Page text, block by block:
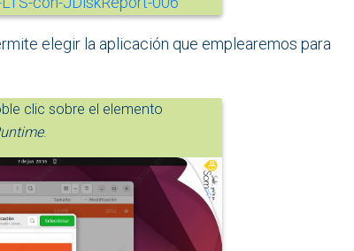
elegir la aplicación que emplearemos para
clic sobre el elemento
.